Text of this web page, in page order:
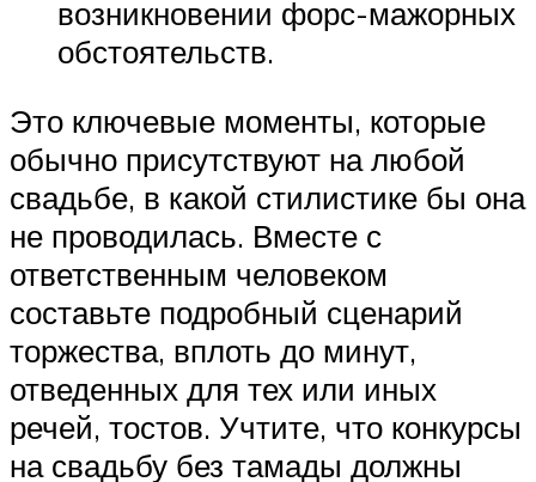
возникновении форс-мажорных
обстоятельств.
Это ключевые моменты, которые
обычно присутствуют на любой
свадьбе, в какой стилистике бы она
не проводилась. Вместе с
ответственным человеком
составьте подробный сценарий
торжества, вплоть до минут,
отведенных для тех или иных
речей, тостов. Учтите, что конкурсы
на свадьбу без тамады должны